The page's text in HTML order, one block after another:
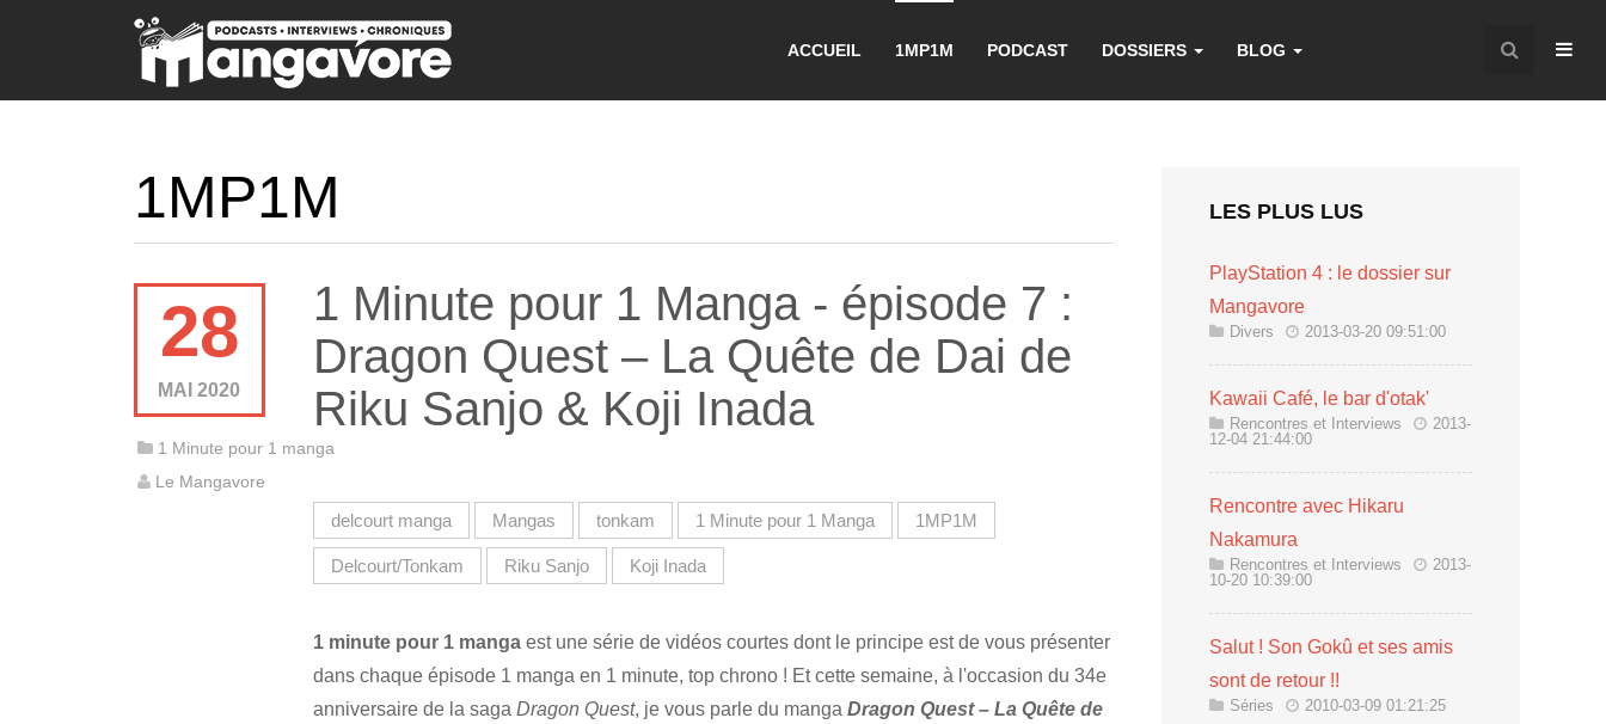
ACCUEIL 1MP1M PODCAST DOSSIERS BLOG
1MP1M
28
MAI 2020
1 Minute pour 1 manga
Le Mangavore
1 Minute pour 1 Manga - épisode 7 :
Dragon Quest – La Quête de Dai de
Riku Sanjo & Koji Inada
delcourt manga Mangas tonkam 1 Minute pour 1 Manga 1MP1M
Delcourt/Tonkam Riku Sanjo Koji Inada
1 minute pour 1 mangaest une série de vidéos courtes dont le principe est de vous présenter
dans chaque épisode 1 manga en 1 minute, top chrono ! Et cette semaine, à l'occasion du 34e
anniversaire de la saga Dragon Quest, je vous parle du manga Dragon Quest – La Quête de
LES PLUS LUS
PlayStation 4 : le dossier sur
Mangavore
Divers 2013-03-20 09:51:00
Kawaii Café, le bar d'otak'
Rencontres et Interviews
2013-
12-04 21:44:00
Rencontre avec Hikaru
Nakamura
Rencontres et Interviews
2013-
10-20 10:39:00
Salut ! Son Gokû et ses amis
sont de retour !!
Séries 2010-03-09 01:21:25